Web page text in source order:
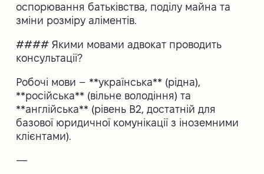
оспорювання батьківства, поділу майна та
зміни розміру аліментів.
#### Якими мовами адвокат проводить
консультації?
Робочі мови – **українська** (рідна),
**російська** (вільне володіння) та
**англійська** (рівень B2, достатній для
базової юридичної комунікації з іноземними
клієнтами).
—